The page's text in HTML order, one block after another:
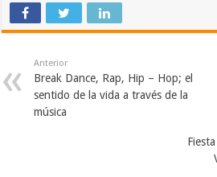
Anterior
Break Dance, Rap, Hip – Hop; el
sentido de la vida a través de la
música